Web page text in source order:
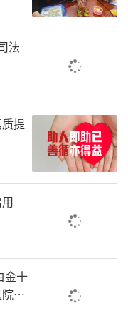
块拼接地板组
度假区、周庄
这是阿图什市
儿童操场。
法
提
十
首